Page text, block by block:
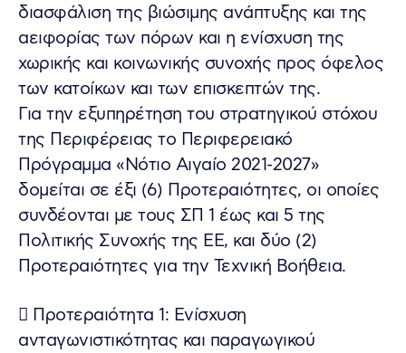
διασφάλιση της βιώσιμης ανάπτυξης και της
αειφορίας των πόρων και η ενίσχυση της
χωρικής και κοινωνικής συνοχής προς όφελος
των κατοίκων και των επισκεπτών της.
Για την εξυπηρέτηση του στρατηγικού στόχου
της Περιφέρειας το Περιφερειακό
Πρόγραμμα «Νότιο Αιγαίο 2021-2027»
δομείται σε έξι (6) Προτεραιότητες, οι οποίες
συνδέονται με τους ΣΠ 1 έως και 5 της
Πολιτικής Συνοχής της ΕΕ, και δύο (2)
Προτεραιότητες για την Τεχνική Βοήθεια.
 Προτεραιότητα 1: Ενίσχυση
ανταγωνιστικότητας και παραγωγικού